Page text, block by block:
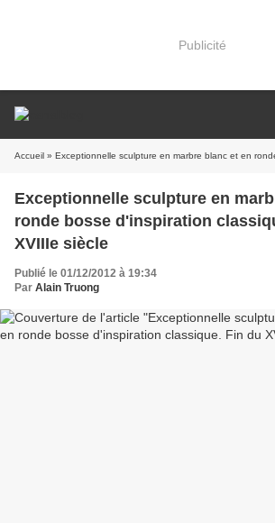
Publicité
Accueil » Exceptionnelle sculpture en marbre blanc et en ronde bosse
Exceptionnelle sculpture en
ronde bosse d'inspiration
XVIIIe siècle
Publié le 01/12/2012 à 19:34
Par Alain Truong